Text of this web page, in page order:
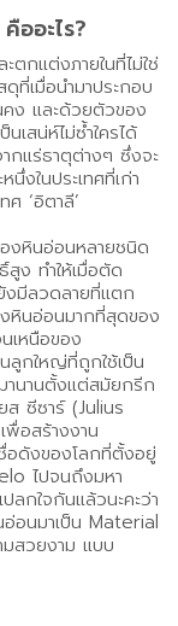
ออะไร?
กแต่งภายในที่ไม่ใช่
ที่เมื่อนำมาประกอบ
ง และด้วยตัวของ
เสน่ห์ไม่ซ้ำใครได้
กแร่ธาตุต่างๆ ซึ่งจะ
งในประเทศที่เก่า
‘อิตาลี’
องหินอ่อนหลายชนิด
สูง ทำให้เมื่อตัด
งมีลวดลายที่แตก
งหินอ่อนมากที่สุดของ
เหนือของ
ลูกใหญ่ที่ถูกใช้เป็น
นานตั้งแต่สมัยกรีก
ส ซีซาร์ (Julius
อสร้างงาน
อดังของโลกที่ตั้งอยู่
ไปจนถึงมหา
ลกใจกันแล้วนะคะว่า
อนมาเป็น Material
สวยงาม แบบ